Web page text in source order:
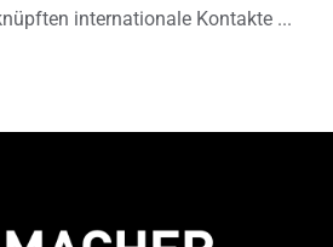
internationale Kontakte